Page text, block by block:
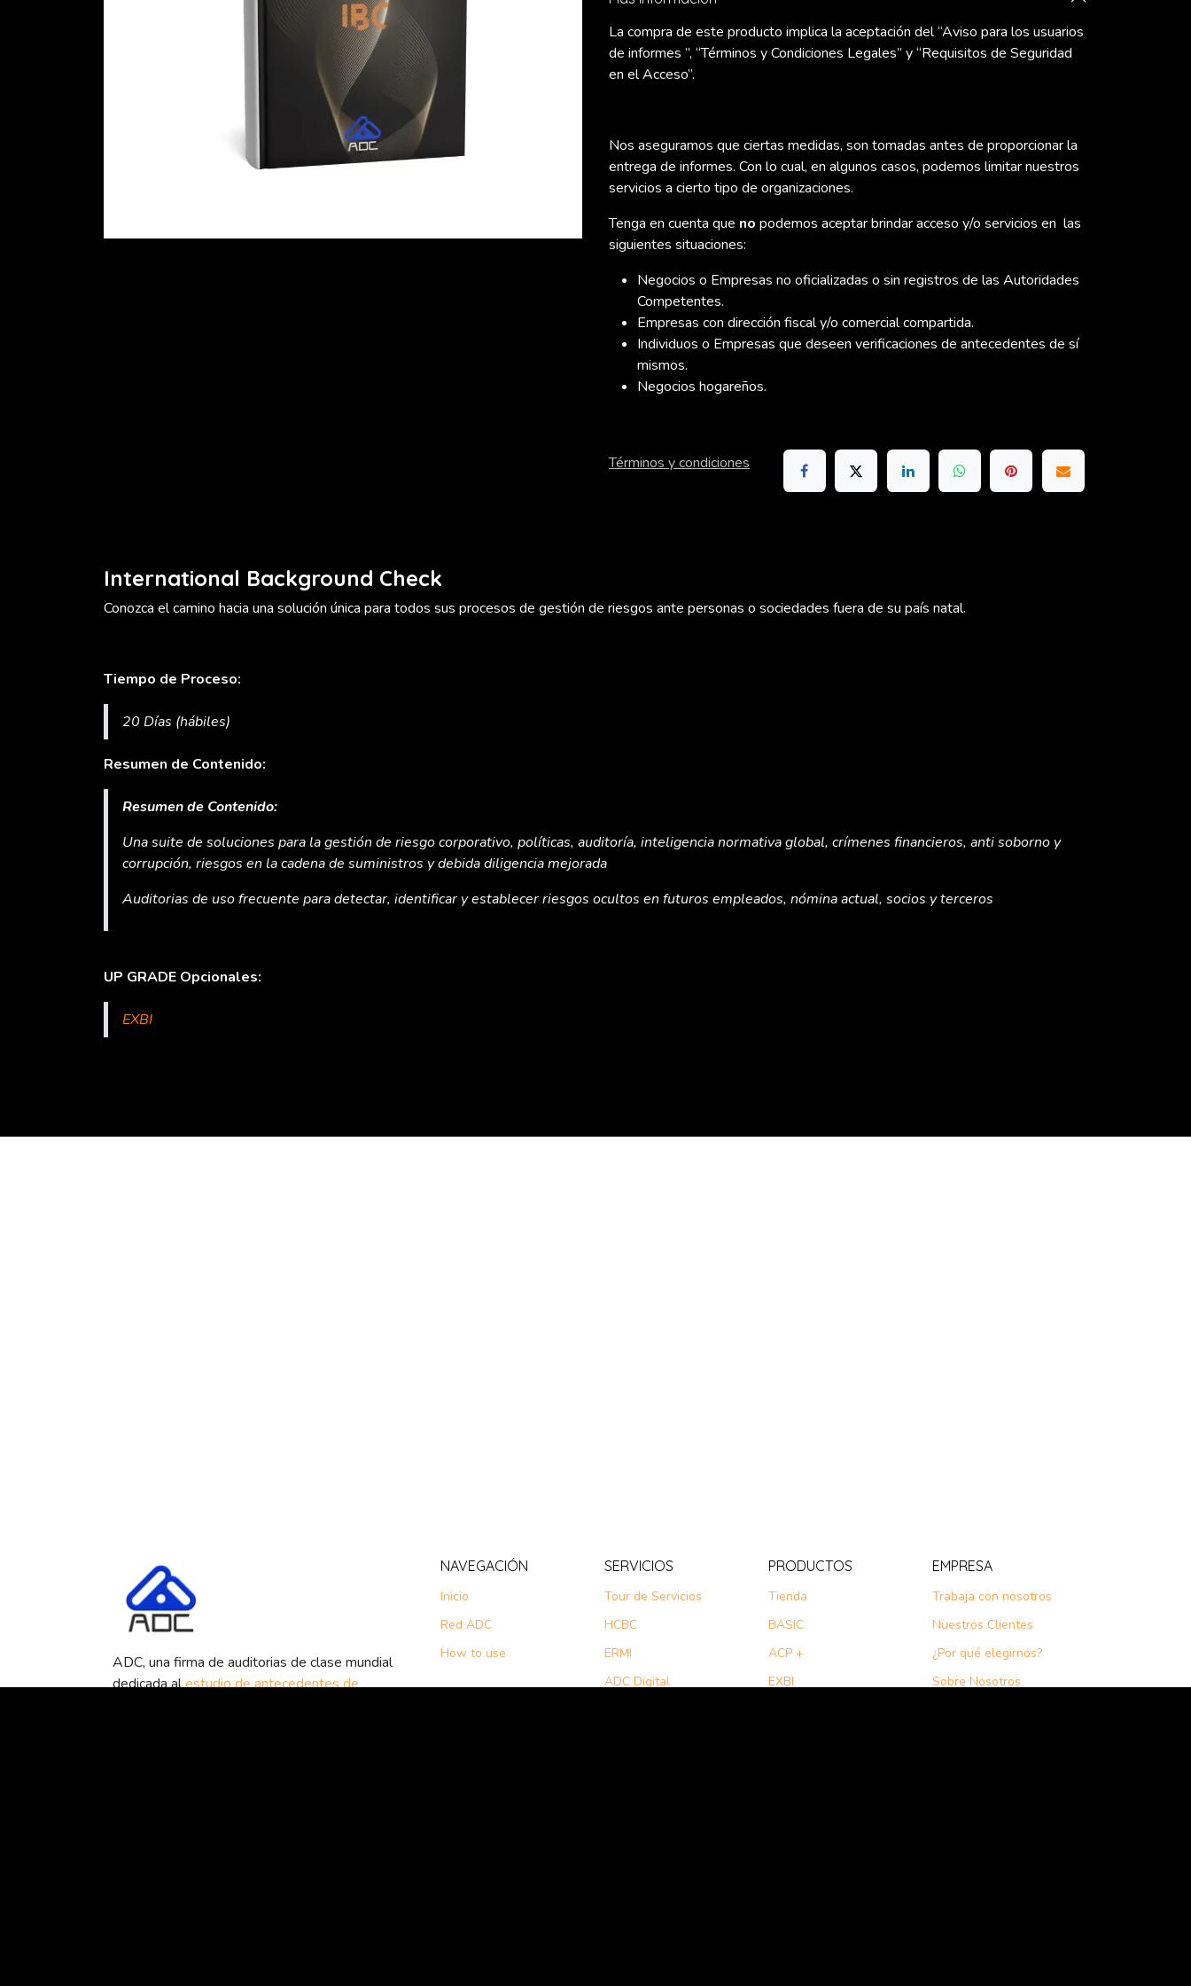
La compra de este producto implica la aceptación del “Aviso para los usuarios
de informes ”, “Términos y Condiciones Legales” y “Requisitos de Seguridad
en el Acceso”.
Nos aseguramos que ciertas medidas, son tomadas antes de proporcionar la
entrega de informes. Con lo cual, en algunos casos, podemos limitar nuestros
servicios a cierto tipo de organizaciones.
Tenga en cuenta que no podemos aceptar brindar acceso y/o servicios en las
siguientes situaciones:
Negocios o Empresas no oficializadas o sin registros de las Autoridades
Competentes.
Empresas con dirección fiscal y/o comercial compartida.
Individuos o Empresas que deseen verificaciones de antecedentes de sí
mismos.
Negocios hogareños.
Términos y condiciones
International Background Check
Conozca el camino hacia una solución única para todos sus procesos de gestión de riesgos ante personas o sociedades fuera de su país natal.
Tiempo de Proceso:
20 Días (hábiles)
Resumen de Contenido:
Resumen de Contenido:
Una suite de soluciones para la gestión de riesgo corporativo, políticas, auditoría, inteligencia normativa global, crímenes financieros, anti soborno y
corrupción, riesgos en la cadena de suministros y debida diligencia mejorada
Auditorias de uso frecuente para detectar, identificar y establecer riesgos ocultos en futuros empleados, nómina actual, socios y terceros
UP GRADE Opcionales:
EXBI
NAVEGACIÓN
Inicio
Red ADC
How to use
PRODUCTOS
Tienda
BASIC
ACP +
EXBI
SERVICIOS
Tour de Servicios
HCBC
ERMI
ADC Digital
EMPRESA
Trabaja con nosotros
Nuestros Clientes
¿Por qué elegirnos?
Sobre Nosotros
ADC, una firma de auditorias de clase mundial
dedicada alestudio de antecedentes de